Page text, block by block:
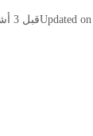
Updated onقبل 3 أشهر